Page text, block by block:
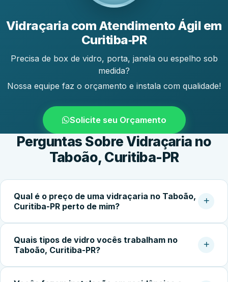
Vidraçaria com Atendimento Ágil em
Curitiba‑PR
Precisa de box de vidro, porta, janela ou espelho sob
medida?
Nossa equipe faz o orçamento e instala com qualidade!
Solicite seu Orçamento
Perguntas Sobre Vidraçaria no
Taboão, Curitiba-PR
Qual é o preço de uma vidraçaria no Taboão,
Curitiba-PR perto de mim?
dimensões, espessura, acessórios e complexidade da
instalação. Box simples partem de cerca de R$400,00;
portas e fachadas podem ultrapassar R$2.500,00.
Quais tipos de vidro vocês trabalham no
Taboão, Curitiba-PR?